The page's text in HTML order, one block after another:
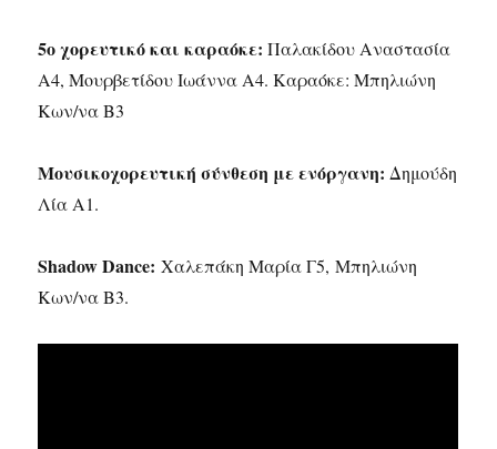
5ο χορευτικό και καραόκε: Παλακίδου Αναστασία
Α4, Μουρβετίδου Ιωάννα Α4. Καραόκε: Μπηλιώνη
Κων/να Β3
Μουσικοχορευτική σύνθεση με ενόργανη: Δημούδη
Λία Α1.
Shadow Dance: Χαλεπάκη Μαρία Γ5, Μπηλιώνη
Κων/να Β3.